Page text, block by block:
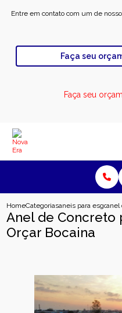
Entre em contato com um de
Faça seu
Faça seu
HomeCategoriasaneis para esgotoanel
Anel de Concreto
Orçar Bocaina